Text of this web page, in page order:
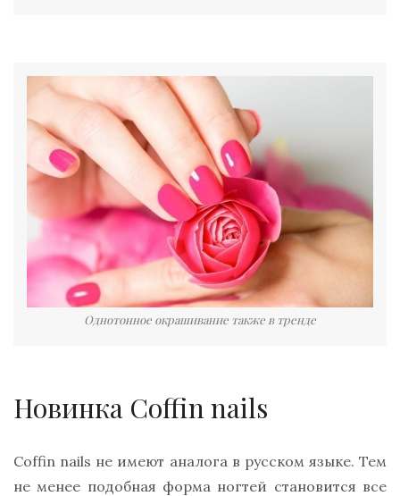
Однотонное окрашивание также в тренде
Новинка Coffin nails
Сoffin nails не имеют аналога в русском языке. Тем
не менее подобная форма ногтей становится все